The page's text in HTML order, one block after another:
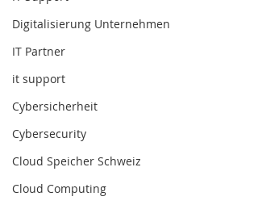
Digitalisierung Unternehmen
IT Partner
it support
Cybersicherheit
Cybersecurity
Cloud Speicher Schweiz
Cloud Computing